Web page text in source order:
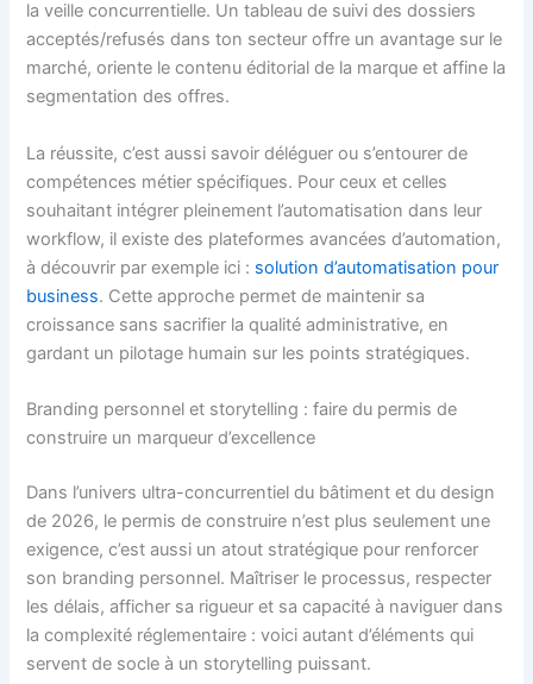
la veille concurrentielle. Un tableau de suivi des dossiers
acceptés/refusés dans ton secteur offre un avantage sur le
marché, oriente le contenu éditorial de la marque et affine la
segmentation des offres.
La réussite, c’est aussi savoir déléguer ou s’entourer de
compétences métier spécifiques. Pour ceux et celles
souhaitant intégrer pleinement l’automatisation dans leur
workflow, il existe des plateformes avancées d’automation,
à découvrir par exemple ici : solution d’automatisation pour
business. Cette approche permet de maintenir sa
croissance sans sacrifier la qualité administrative, en
gardant un pilotage humain sur les points stratégiques.
Branding personnel et storytelling : faire du permis de
construire un marqueur d’excellence
Dans l’univers ultra-concurrentiel du bâtiment et du design
de 2026, le permis de construire n’est plus seulement une
exigence, c’est aussi un atout stratégique pour renforcer
son branding personnel. Maîtriser le processus, respecter
les délais, afficher sa rigueur et sa capacité à naviguer dans
la complexité réglementaire : voici autant d’éléments qui
servent de socle à un storytelling puissant.